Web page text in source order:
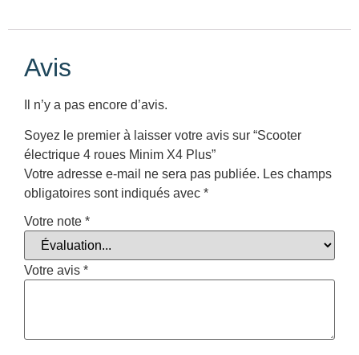
Avis
Il n’y a pas encore d’avis.
Soyez le premier à laisser votre avis sur “Scooter
électrique 4 roues Minim X4 Plus”
Votre adresse e-mail ne sera pas publiée. Les champs
obligatoires sont indiqués avec *
Votre note *
Votre avis *